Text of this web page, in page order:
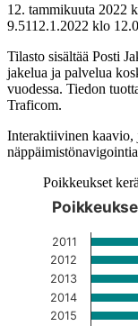
12. tammikuuta 2022
9.5112.1.2022 klo
Tilasto sisältää Posti
jakelua ja palvelua
vuodessa. Tiedon
Traficom.
Interaktiivinen kaavio,
Poikkeukset
Kuvaaja on
2011
2012
2013
2014
2015